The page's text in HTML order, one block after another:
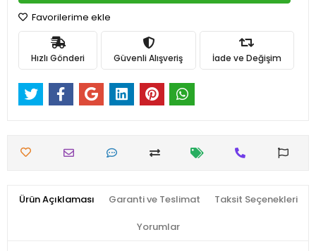
Favorilerime ekle
Hızlı Gönderi Güvenli Alışveriş İade ve Değişim
Ürün Açıklaması Garanti ve Teslimat Taksit Seçenekleri
Yorumlar